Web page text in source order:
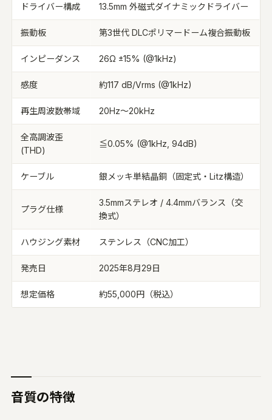
ドライバー構成 13.5mm 外磁式ダイナミックドライバー
振動板 第3世代 DLCポリマードーム複合振動板
インピーダンス 26Ω ±15% (@1kHz)
感度 約117 dB/Vrms (@1kHz)
再生周波数帯域 20Hz～20kHz
全高調波歪
(THD)
≦0.05% (@1kHz, 94dB)
ケーブル 銀メッキ単結晶銅（固定式・Litz構造）
プラグ仕様
3.5mmステレオ / 4.4mmバランス（交
換式）
ハウジング素材 ステンレス（CNC加工）
発売日 2025年8月29日
想定価格 約55,000円（税込）
音質の特徴